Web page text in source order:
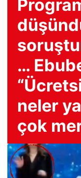
…
neler
çok